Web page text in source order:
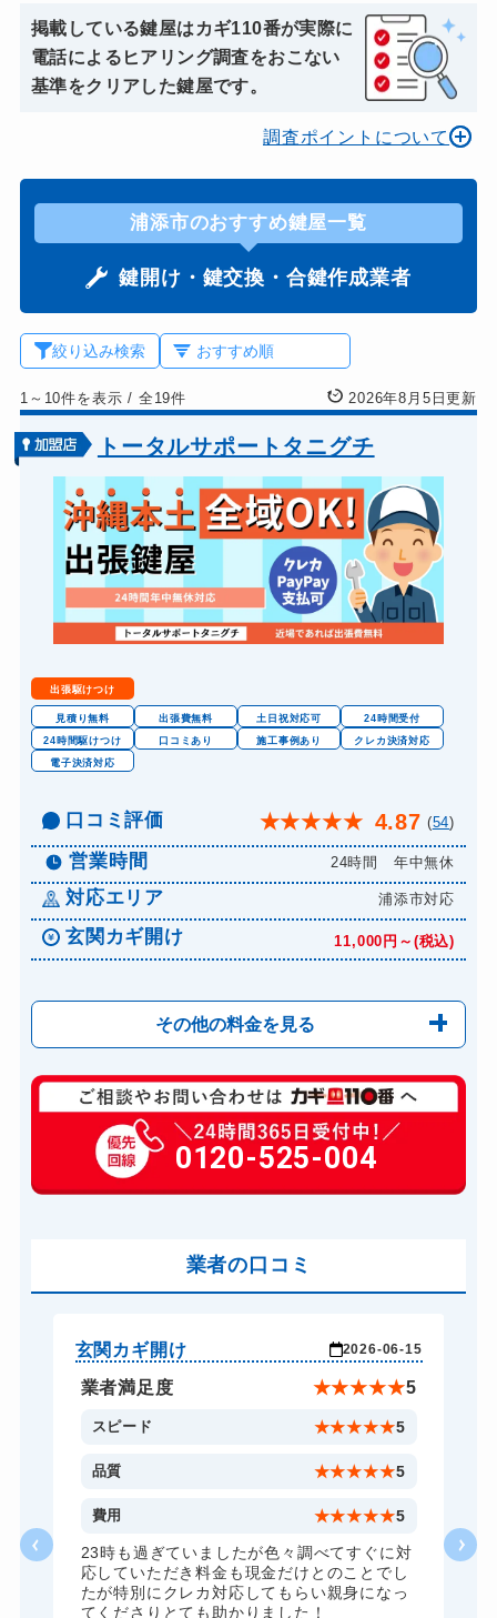
掲載している鍵屋はカギ110番が実際に
電話によるヒアリング調査をおこない
基準をクリアした鍵屋です。
調査ポイントについて
浦添市のおすすめ鍵屋一覧
鍵開け・鍵交換・合鍵作成業者
絞り込み検索
1～10件を表示/ 全19件 2026年8月5日更新
トータルサポートタニグチ
出張駆けつけ
見積り無料 出張費無料 土日祝対応可
24時間受付
24時間駆けつけ
口コミあり 施工事例あり
クレカ決済対応
電子決済対応
口コミ評価 ★★★★★ 4.87 (54)
営業時間 24時間 年中無休
対応エリア 浦添市対応
玄関カギ開け 11,000円～(税込)
その他の料金を見る
玄関カギ修理 6,600円～(税込)
玄関カギ作成 14,300円～(税込)
玄関カギ交換 14,300円～(税込)
バイクカギ開け
スーツケースカギ作成 8,800円～(税込)
金庫カギ開け 14,300円～(税込)...
金庫カギ修理 11,000円～(税込)
金庫カギ交換 11,000円～(税込)
10,780円～(税込)
ドアノブカギ作成 8,800円～(税込)
0120-525-004
業者の口コミ
玄関カギ開け 2026-06-15
業者満足度 ★★★★★5
スピード ★★★★★5
品質 ★★★★★5
費用 ★★★★★5
23時も過ぎていましたが色々調べてすぐに対
応していただき料金も現金だけとのことでし
たが特別にクレカ対応してもらい親身になっ
てくださりとても助かりました！